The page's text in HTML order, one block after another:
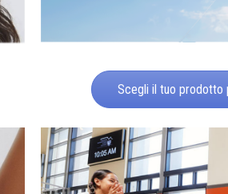
Scegli il tuo prodotto